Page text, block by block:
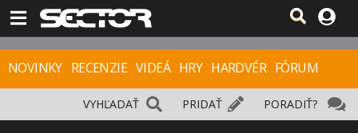
NOVINKY RECENZIE VIDEÁ HRY HARDVÉR FÓRUM
PORADIŤ?
PRIDAŤ
VYHĽADAŤ